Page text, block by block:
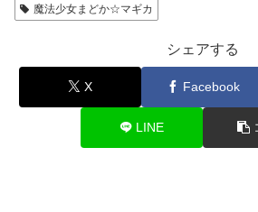
魔法少女まどか☆マギカ
シェアする
X Facebook
LINE